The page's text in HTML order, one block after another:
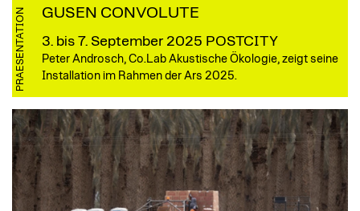
PRAESENTATION GUSEN CONVOLUTE
3. bis 7. September 2025 POSTCITY
Peter Androsch, Co.Lab Akustische Ökologie, zeigt seine
Installation im Rahmen der Ars 2025.